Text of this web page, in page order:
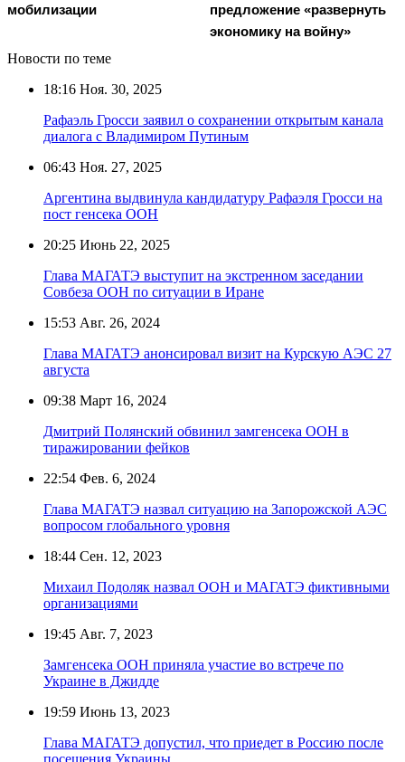
мобилизации
предложение «развернуть
экономику на войну»
Новости по теме
18:16 Ноя. 30, 2025
Рафаэль Гросси заявил о сохранении открытым канала
диалога с Владимиром Путиным
06:43 Ноя. 27, 2025
Аргентина выдвинула кандидатуру Рафаэля Гросси на
пост генсека ООН
20:25 Июнь 22, 2025
Глава МАГАТЭ выступит на экстренном заседании
Совбеза ООН по ситуации в Иране
15:53 Авг. 26, 2024
Глава МАГАТЭ анонсировал визит на Курскую АЭС 27
августа
09:38 Март 16, 2024
Дмитрий Полянский обвинил замгенсека ООН в
тиражировании фейков
22:54 Фев. 6, 2024
Глава МАГАТЭ назвал ситуацию на Запорожской АЭС
вопросом глобального уровня
18:44 Сен. 12, 2023
Михаил Подоляк назвал ООН и МАГАТЭ фиктивными
организациями
19:45 Авг. 7, 2023
Замгенсека ООН приняла участие во встрече по
Украине в Джидде
19:59 Июнь 13, 2023
Глава МАГАТЭ допустил, что приедет в Россию после
посещения Украины